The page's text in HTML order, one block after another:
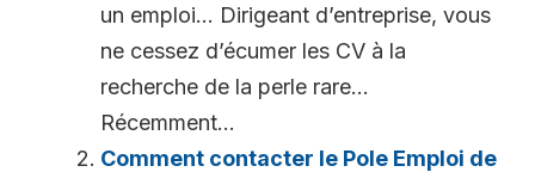
un emploi… Dirigeant d’entreprise, vous
ne cessez d’écumer les CV à la
recherche de la perle rare…
Récemment...
Comment contacter le Pole Emploi de